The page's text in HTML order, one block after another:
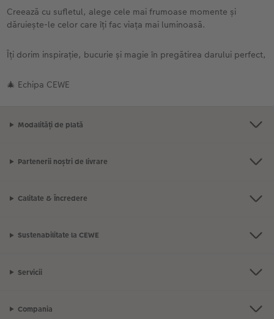
Creează cu sufletul, alege cele mai frumoase momente și
dăruiește-le celor care îți fac viața mai luminoasă.
Îți dorim inspirație, bucurie și magie în pregătirea darului perfect,
🎄 Echipa CEWE
Modalități de plată
Partenerii noștri de livrare
Calitate & Încredere
Sustenabilitate la CEWE
Servicii
Compania